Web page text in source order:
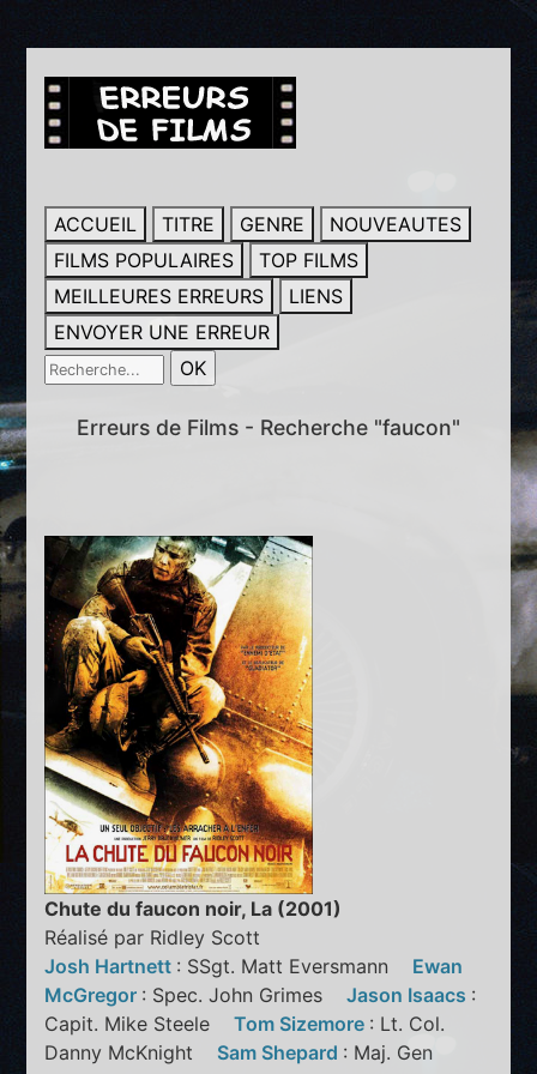
ACCUEIL TITRE GENRE
NOUVEAUTES
FILMS POPULAIRES
TOP FILMS
MEILLEURES ERREURS
LIENS
ENVOYER UNE ERREUR
Erreurs de Films - Recherche "faucon"
Chute du faucon noir, La (2001)
Réalisé par Ridley Scott
Josh Hartnett : SSgt. Matt Eversmann Ewan
McGregor : Spec. John GrimesJason Isaacs :
Capit. Mike SteeleTom Sizemore : Lt. Col.
Danny McKnight Sam Shepard : Maj. Gen